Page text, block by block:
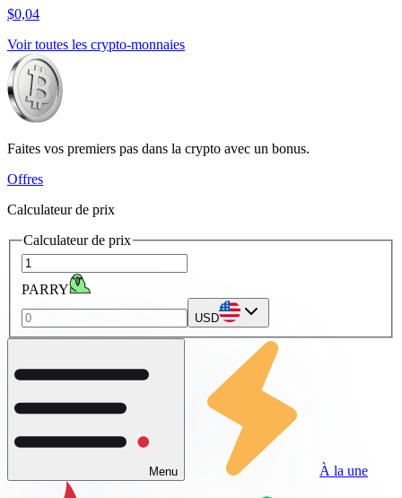
$0,04
Voir toutes les crypto-monnaies
Faites vos premiers pas dans la crypto avec un bonus.
Offres
Calculateur de prix
Calculateur de prix
PARRY
USD
Menu À la une